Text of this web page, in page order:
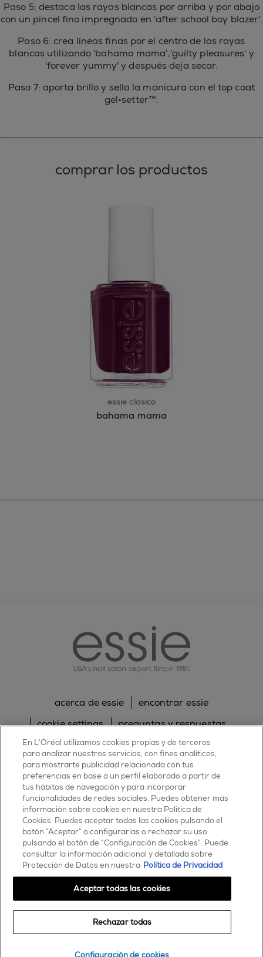
Paso 5: destaca las rayas blancas por arriba y por abajo
con un pincel fino impregnado en 'after school boy blazer'.
Paso 6: crea líneas finas por el centro de las rayas
blancas utilizando 'bahama mama','guilty pleasures' y
'forever yummy' y después deja secar.
Paso 7: aporta brillo y sella la manicura con el top coat
gel•setter™.
comprar los productos
essie clásico
bahama mama
acerca de essie
encontrar essie
cookie settings
preguntas y respuestas
sitemap
contacta con nosotros
política de cookies
política de privacidad
facebooktwitterpinterestyoutube
ESSIE
30, rue d’Alsace – 92300 Levallois-Perret
FRANCE
900 181 055
En L’Oréal utilizamos cookies propias y de terceros
para analizar nuestros servicios, con fines analíticos,
para mostrarte publicidad relacionada con tus
preferencias en base a un perfil elaborado a partir de
tus hábitos de navegación y para incorporar
funcionalidades de redes sociales. Puedes obtener más
información sobre cookies en nuestra Política de
Cookies. Puedes aceptar todas las cookies pulsando el
botón “Aceptar” o configurarlas o rechazar su uso
pulsando el botón de “Configuración de Cookies”. Puede
consultar la información adicional y detallada sobre
Protección de Datos en nuestra Política de Privacidad
Configuración de cookies
Rechazar todas
Aceptar todas las cookies